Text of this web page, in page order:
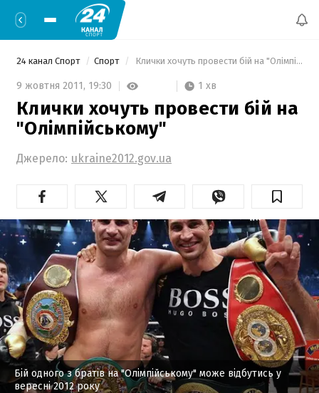
24 канал Спорт Спорт Клички хочуть провести бій на "Олімпійському"
9 жовтня 2011, 19:30 1 хв
Клички хочуть провести бій на
"Олімпійському"
Джерело: ukraine2012.gov.ua
Бій одного з братів на "Олімпійському" може відбутись у
вересні 2012 року